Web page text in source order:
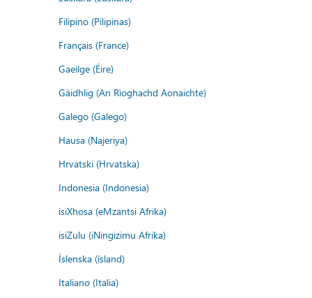
Filipino (Pilipinas)
Français (France)
Gaeilge (Éire)
Gàidhlig (An Rìoghachd Aonaichte)
Galego (Galego)
Hausa (Najeriya)
Hrvatski (Hrvatska)
Indonesia (Indonesia)
isiXhosa (eMzantsi Afrika)
isiZulu (iNingizimu Afrika)
Íslenska (ísland)
Italiano (Italia)